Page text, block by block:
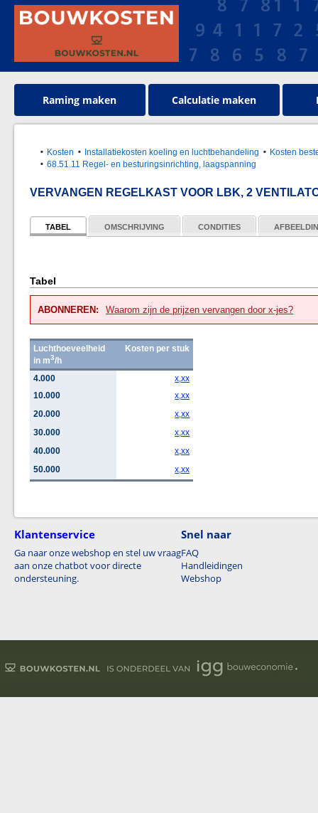
Raming maken Calculatie maken
Kosten Installatiekosten koeling en luchtbehandeling
Kosten
68.51.11 Regel- en besturingsinrichting, laagspanning
VERVANGEN REGELKAST VOOR LBK, 2
TABEL OMSCHRIJVING CONDITIES
Tabel
ABONNEREN: Waarom zijn de prijzen vervangen door x-jes?
Luchthoeveelheid
in m3/h
Kosten per stuk
4.000
x,xx
10.000
x,xx
20.000
x,xx
30.000
x,xx
40.000
x,xx
50.000
x,xx
Klantenservice
Ga naar onze webshop en stel uw vraag
aan onze chatbot voor directe
ondersteuning.
Snel naar
FAQ
Handleidingen
Webshop